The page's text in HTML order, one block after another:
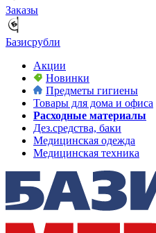
Заказы
Базисрубли
Акции
Новинки
Предметы гигиены
Товары для дома и офиса
Расходные материалы
Дез.средства, баки
Медицинская одежда
Медицинская техника